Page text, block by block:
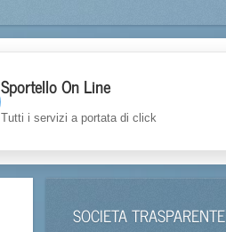
Sportello On Line
Tutti i servizi a portata di click
SOCIETA TRASPARENTE